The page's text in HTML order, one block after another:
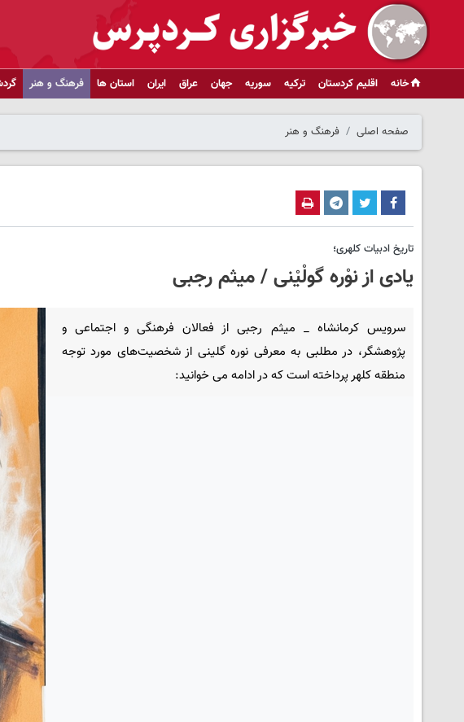
خانه اقلیم کردستان ترکیه سوریه جهان عراق ایران استان ها فرهنگ و هنر
صفحه اصلی فرهنگ و هنر
تاریخ ادبیات کلهری؛
یادی از نوْره گولْیْنی / میثم رجبی
سرویس کرمانشاه _ میثم رجبی از فعالان فرهنگی و اجتماعی و
پژوهشگر، در مطلبی به معرفی نوره گلینی از شخصیت‌های مورد توجه
منطقه کلهر پرداخته است که در ادامه می خوانید: